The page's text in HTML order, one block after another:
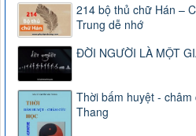
214 bộ thủ chữ Hán –
Trung dễ nhớ
ĐỜI NGƯỜI LÀ MỘT
Thời bấm huyệt -
Thang